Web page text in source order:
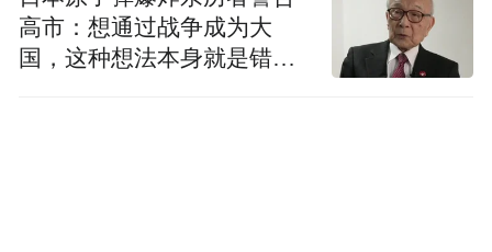
高市：想通过战争成为大
国，这种想法本身就是错误